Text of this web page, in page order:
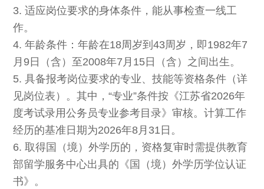
3. 适应岗位要求的身体条件，能从事检查一线工
作。
4. 年龄条件：年龄在18周岁到43周岁，即1982年7
月9日（含）至2008年7月15日（含）之间出生。
5. 具备报考岗位要求的专业、技能等资格条件（详
见岗位表）。其中，“专业”条件按《江苏省2026年
度考试录用公务员专业参考目录》审核。计算工作
经历的基准日期为2026年8月31日。
6. 取得国（境）外学历的，资格复审时需提供教育
部留学服务中心出具的《国（境）外学历学位认证
书》。